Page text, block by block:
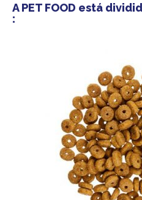
A PET FOOD está
: